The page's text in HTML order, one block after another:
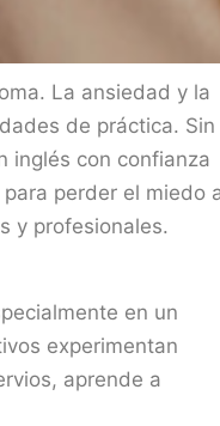
La ansiedad y la
de práctica. Sin
inglés con confianza
perder el miedo
y profesionales.
en un
experimentan
aprende a